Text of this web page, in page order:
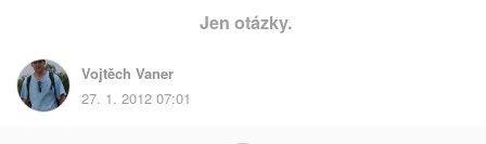
Jen otázky.
Vojtěch Vaner
27. 1. 2012 07:01